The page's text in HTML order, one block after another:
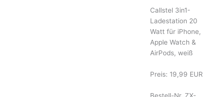
Callstel 3in1-
Ladestation 20
Watt für iPhone,
Apple Watch &
AirPods, weiß
Preis: 19,99 EUR